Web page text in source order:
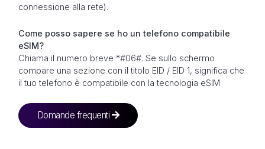
connessione alla rete).
Come posso sapere se ho un telefono compatibile
eSIM?
Chiama il numero breve *#06#. Se sullo schermo
compare una sezione con il titolo EID / EID 1, significa che
il tuo telefono è compatibile con la tecnologia eSIM
Domande frequenti